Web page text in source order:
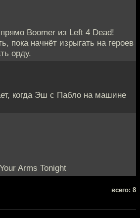
Boomer из Left 4 Dead!
пока начнёт изрыгать на героев
орду.
когда Эш с Пабло на машине
Arms Tonight
всего: 8